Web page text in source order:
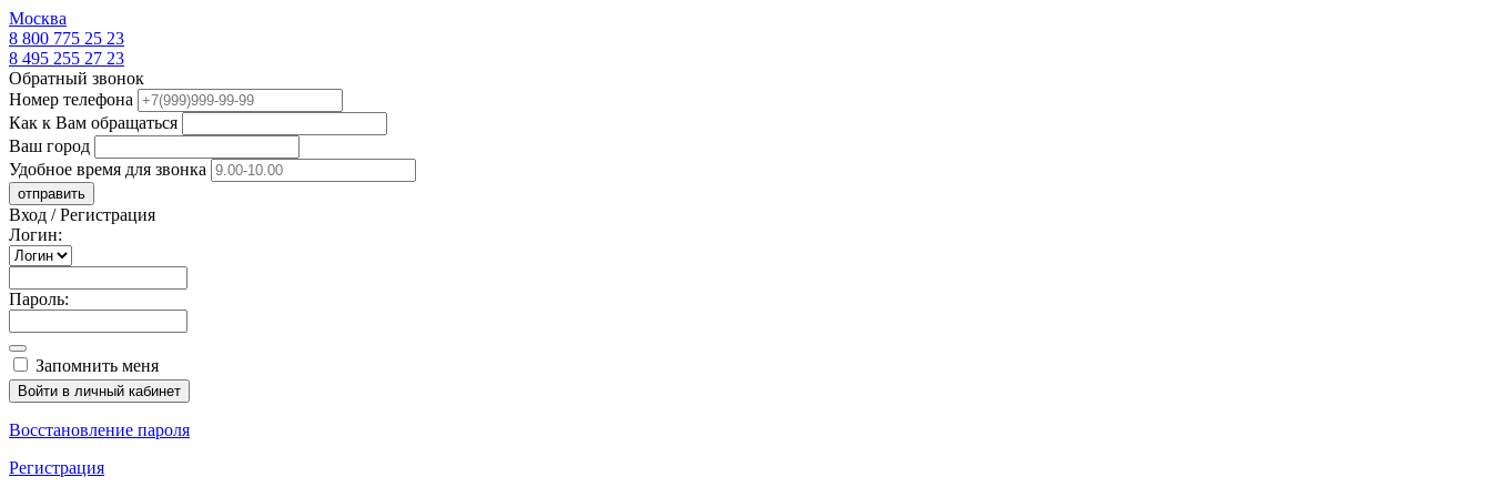
Москва
8 800 775 25 23
8 495 255 27 23
Обратный звонок
Номер телефона
Как к Вам обращаться
Ваш город
Удобное время для звонка
отправить
Вход / Регистрация
Логин:
Пароль:
Запомнить меня
Войти в личный кабинет
Восстановление пароля
Регистрация